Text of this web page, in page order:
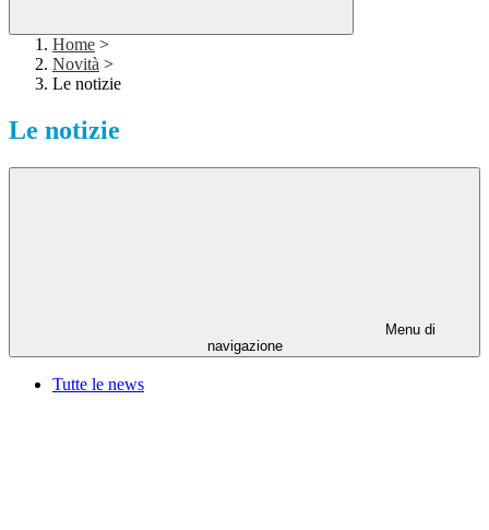
Home >
Novità >
Le notizie
Le notizie
Menu di
navigazione
Tutte le news